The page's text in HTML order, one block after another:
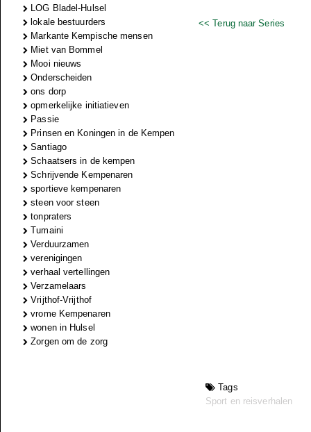
LOG Bladel-Hulsel
lokale bestuurders
Markante Kempische mensen
Miet van Bommel
Mooi nieuws
Onderscheiden
ons dorp
opmerkelijke initiatieven
Passie
Prinsen en Koningen in de Kempen
Santiago
Schaatsers in de kempen
Schrijvende Kempenaren
sportieve kempenaren
steen voor steen
tonpraters
Tumaini
Verduurzamen
verenigingen
verhaal vertellingen
Verzamelaars
Vrijthof-Vrijthof
vrome Kempenaren
wonen in Hulsel
Zorgen om de zorg
<< Terug naar Series
Tags
Sport en reisverhalen